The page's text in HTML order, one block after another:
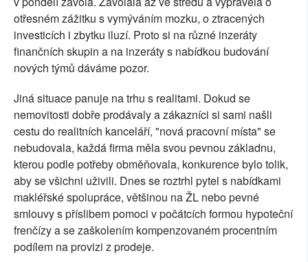
otřesném zážitku s vymýváním mozku, o ztracených
investicích i zbytku iluzí. Proto si na různé inzeráty
finančních skupin a na inzeráty s nabídkou budování
nových týmů dáváme pozor.
Jiná situace panuje na trhu s realitami. Dokud se
nemovitosti dobře prodávaly a zákazníci si sami našli
cestu do realitních kanceláří, "nová pracovní místa" se
nebudovala, každá firma měla svou pevnou základnu,
kterou podle potřeby obměňovala, konkurence bylo tolik,
aby se všichni uživili. Dnes se roztrhl pytel s nabídkami
makléřské spolupráce, většinou na ŽL nebo pevné
smlouvy s příslibem pomoci v počátcích formou hypoteční
frenčízy a se zaškolením kompenzovaném procentním
podílem na provizi z prodeje.